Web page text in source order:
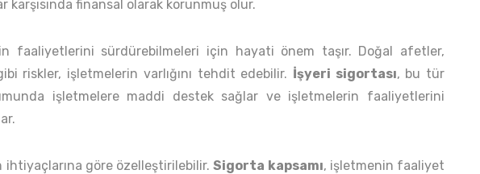
karşısında finansal olarak korunmuş olur.
faaliyetlerini sürdürebilmeleri için hayati önem taşır. Doğal afetler,
riskler, işletmelerin varlığını tehdit edebilir. İşyeri sigortası, bu tür
işletmelere maddi destek sağlar ve işletmelerin faaliyetlerini
ihtiyaçlarına göre özelleştirilebilir.Sigorta kapsamı, işletmenin faaliyet